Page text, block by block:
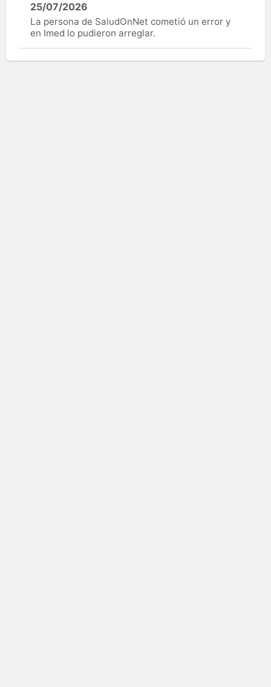
25/07/2026
La persona de SaludOnNet cometió un error y
en Imed lo pudieron arreglar.